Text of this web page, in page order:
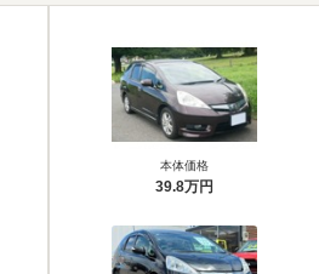
本体価格
39.8万円